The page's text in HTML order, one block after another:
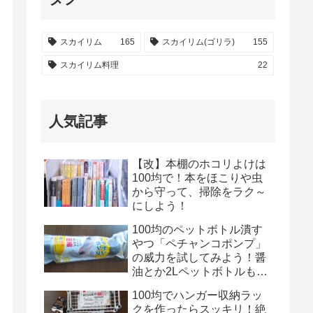
スカイリム 165 スカイリム(ゴリラ) 155
スカイリム料理 22
人気記事
【改】本棚のホコリよけは
100均で！本をほこりや虫
から守って、掃除をラク～
にしよう！
100均のペットボトル潰す
やつ「ペチャンコポンプ」
の威力を試してみよう！醤
油とか2Lペットボトルもい
100均でハンガー収納ラッ
クを作ったらスッキリ！絶